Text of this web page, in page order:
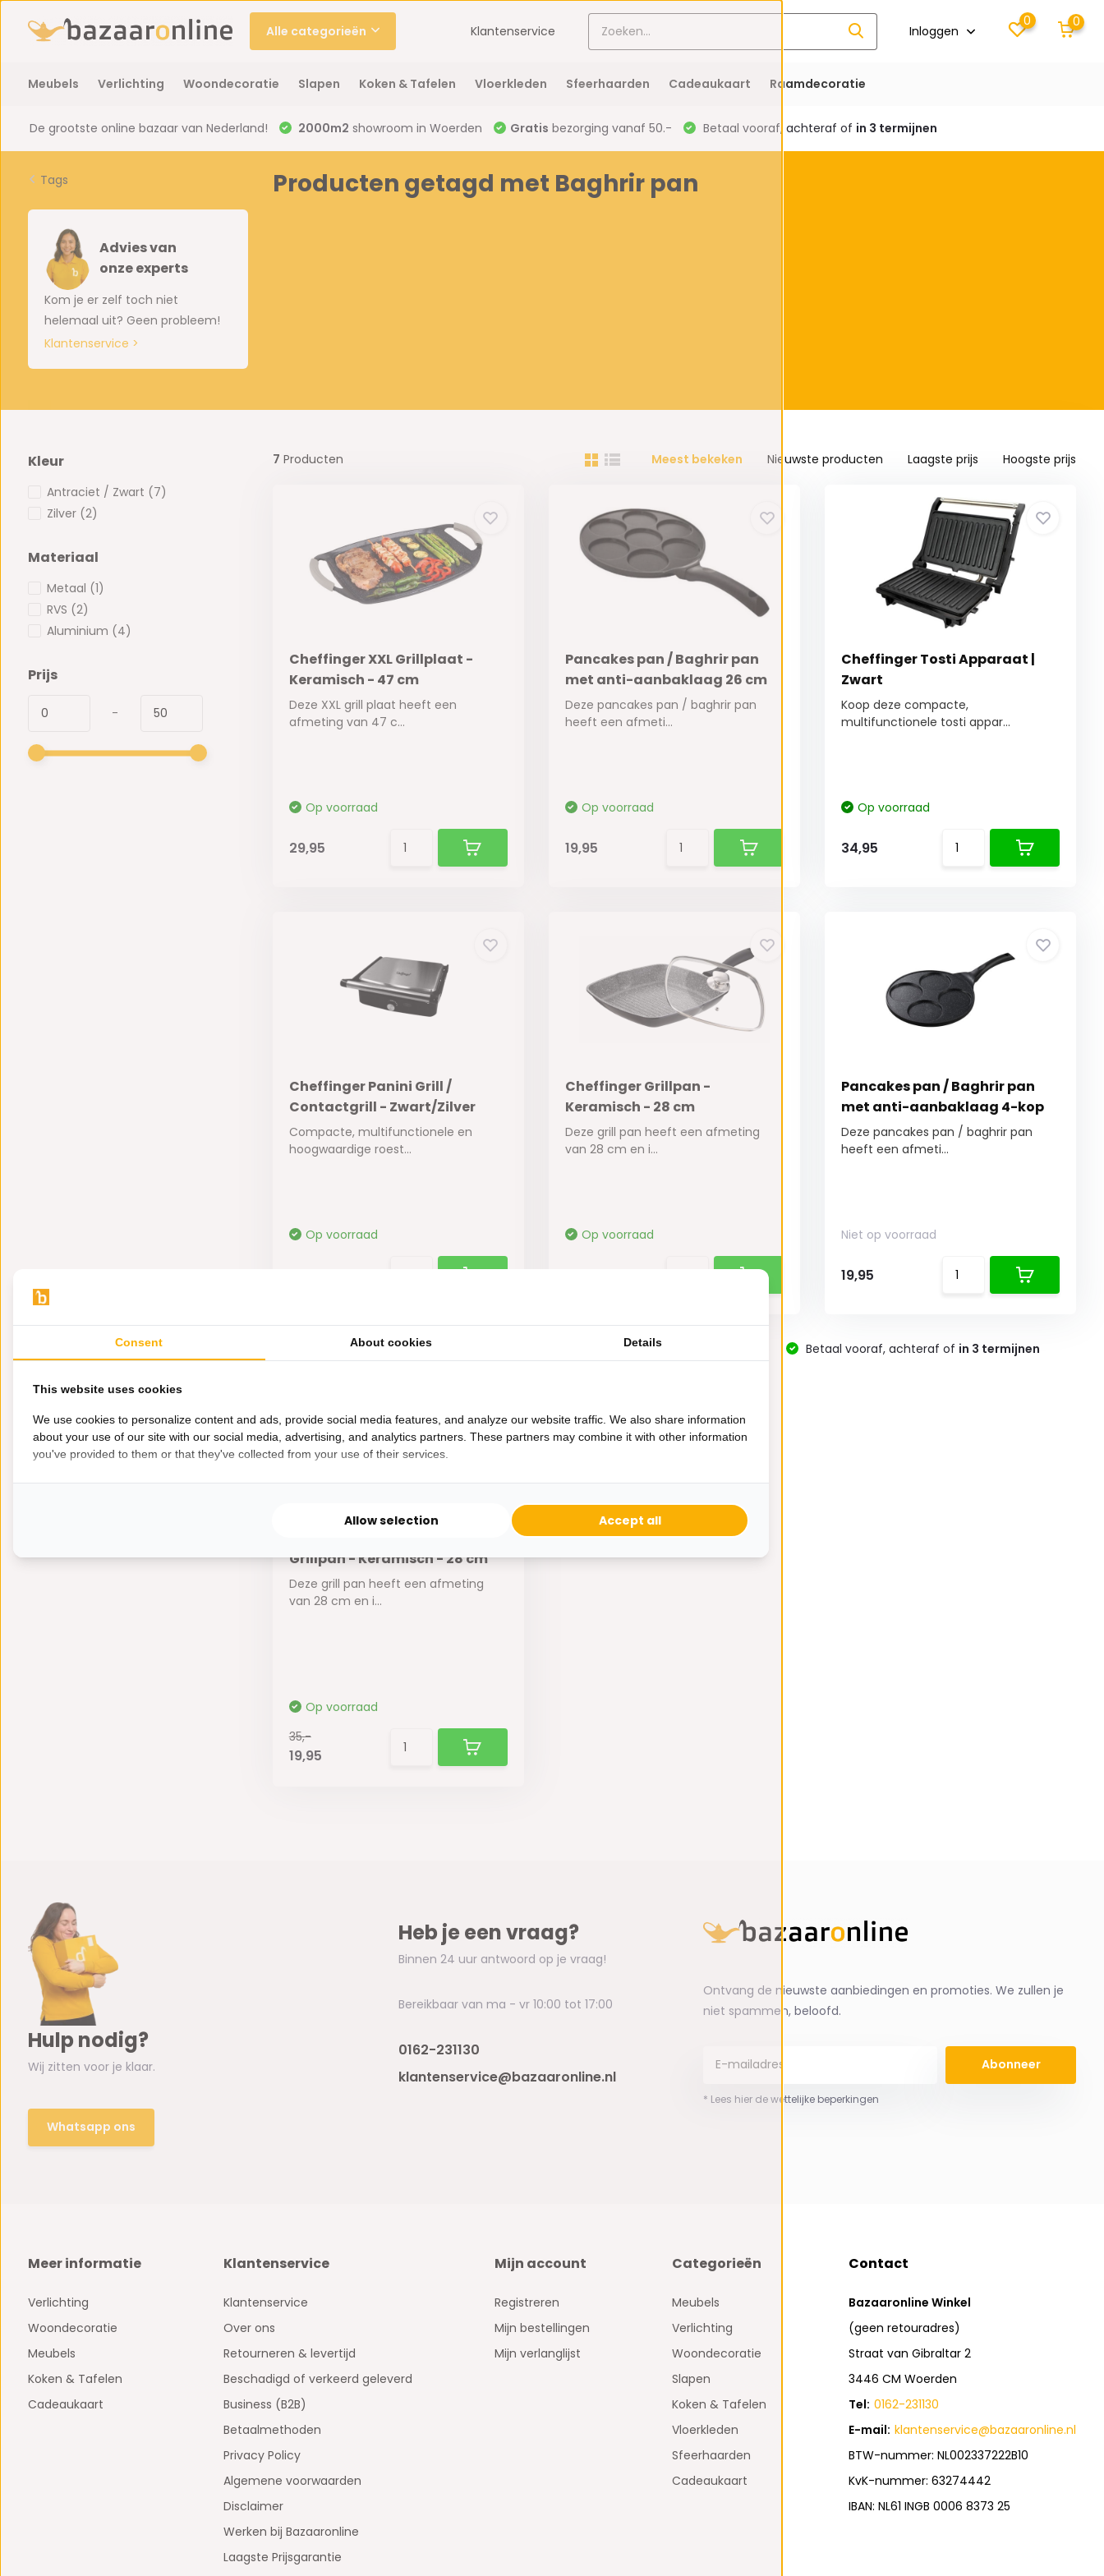
Alle categorieën Klantenservice Inloggen
0 0
Meubels Verlichting Woondecoratie Slapen Koken & Tafelen Vloerkleden Sfeerhaarden Cadeaukaart Raamdecoratie
De grootste online bazaar van Nederland! 2000m2 showroom in Woerden Gratis bezorging vanaf 50.- Betaal vooraf, achteraf of in 3 termijnen
Tags
Advies van
onze experts
Kom je er zelf toch niet
helemaal uit? Geen probleem!
Klantenservice >
Producten getagd met Baghrir pan
Kleur
Antraciet / Zwart (7)
Zilver (2)
Materiaal
Metaal (1)
RVS (2)
Aluminium (4)
Prijs
-
7 Producten Meest bekeken Nieuwste producten Laagste prijs Hoogste prijs
Cheffinger XXL Grillplaat -
Keramisch - 47 cm
Deze XXL grill plaat heeft een
afmeting van 47 c...
Op voorraad
29,95
Pancakes pan / Baghrir pan
met anti-aanbaklaag 26 cm
Deze pancakes pan / baghrir pan
heeft een afmeti...
Op voorraad
19,95
Cheffinger Tosti Apparaat |
Zwart
Koop deze compacte,
multifunctionele tosti appar...
Op voorraad
34,95
Cheffinger Panini Grill /
Contactgrill - Zwart/Zilver
Compacte, multifunctionele en
hoogwaardige roest...
Op voorraad
Cheffinger Grillpan -
Keramisch - 28 cm
Deze grill pan heeft een afmeting
van 28 cm en i...
Op voorraad
Pancakes pan / Baghrir pan
met anti-aanbaklaag 4-kop
Deze pancakes pan / baghrir pan
heeft een afmeti...
Niet op voorraad
19,95
2000m2showroom in Woerden bezorging vanaf 50.- Betaal vooraf, achteraf of in 3 termijnen
35,-
19,95
Grillpan - Keramisch - 28 cm
Deze grill pan heeft een afmeting
van 28 cm en i...
Op voorraad
35,-
19,95
Hulp nodig?
Wij zitten voor je klaar.
Whatsapp ons
Heb je een vraag?
Binnen 24 uur antwoord op je vraag!
Bereikbaar van ma - vr 10:00 tot 17:00
0162-231130
klantenservice@bazaaronline.nl
Ontvang de nieuwste aanbiedingen en promoties. We zullen je
niet spammen, beloofd.
Abonneer
* Lees hier de wettelijke beperkingen
Meer informatie
Verlichting
Woondecoratie
Meubels
Koken & Tafelen
Cadeaukaart
Klantenservice
Klantenservice
Over ons
Retourneren & levertijd
Beschadigd of verkeerd geleverd
Business (B2B)
Betaalmethoden
Privacy Policy
Algemene voorwaarden
Disclaimer
Werken bij Bazaaronline
Laagste Prijsgarantie
Mijn account
Registreren
Mijn bestellingen
Mijn verlanglijst
Categorieën
Meubels
Verlichting
Woondecoratie
Slapen
Koken & Tafelen
Vloerkleden
Sfeerhaarden
Cadeaukaart
Contact
Bazaaronline Winkel
(geen retouradres)
Straat van Gibraltar 2
3446 CM Woerden
Tel: 0162-231130
E-mail: klantenservice@bazaaronline.nl
BTW-nummer: NL002337222B10
KvK-nummer: 63274442
IBAN: NL61 INGB 0006 8373 25
Consent About cookies Details
This website uses cookies
We use cookies to personalize content and ads, provide social media features, and analyze our website traffic. We also share information
about your use of our site with our social media, advertising, and analytics partners. These partners may combine it with other information
you've provided to them or that they've collected from your use of their services.
Allow selection Accept all